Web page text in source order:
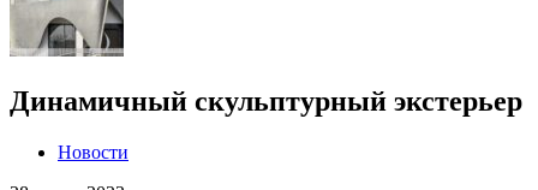
Динамичный скульптурный экстерьер
Новости